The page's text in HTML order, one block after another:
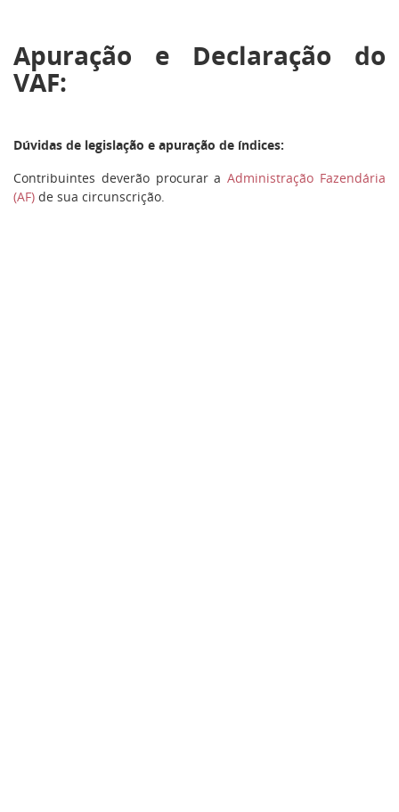
Apuração e Declaração do
VAF:
Dúvidas de legislação e apuração de índices:
Contribuintes deverão procurar aAdministração Fazendária
(AF) de sua circunscrição.